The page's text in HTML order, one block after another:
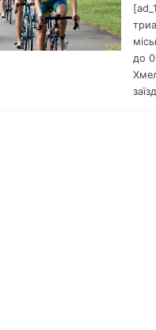
до